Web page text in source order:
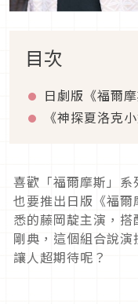
目次
日劇版《福爾摩
《神探夏洛克小
喜歡「福爾摩斯」
也要推出日版《福
悉的藤岡靛主演，
剛典，這個組合說
讓人超期待呢？